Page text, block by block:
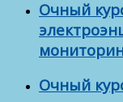
Очный
Очный